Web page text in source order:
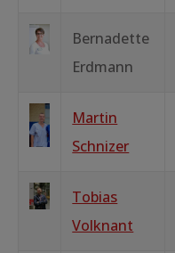
Bernadette
Erdmann
Martin
Schnizer
Tobias
Volknant